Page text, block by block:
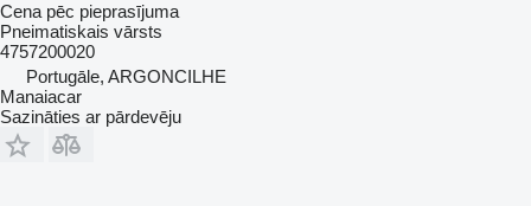
Cena pēc pieprasījuma
Pneimatiskais vārsts
4757200020
Portugāle, ARGONCILHE
Manaiacar
Sazināties ar pārdevēju